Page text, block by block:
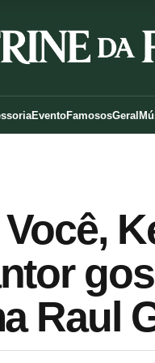
EventoFamososGeral
Raul